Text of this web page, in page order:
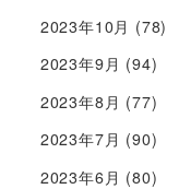
2023年10月 (78)
2023年9月 (94)
2023年8月 (77)
2023年7月 (90)
2023年6月 (80)